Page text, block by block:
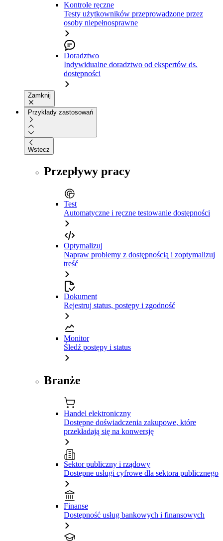
Kontrole ręczne
Testy użytkowników przeprowadzone przez
osoby niepełnosprawne
Doradztwo
Indywidualne doradztwo od ekspertów ds.
dostępności
Zamknij
Przykłady zastosowań
Wstecz
Przepływy pracy
Test
Automatyczne i ręczne testowanie dostępności
Optymalizuj
Napraw problemy z dostępnością i zoptymalizuj
treść
Dokument
Rejestruj status, postępy i zgodność
Monitor
Śledź postępy i status
Branże
Handel elektroniczny
Dostępne doświadczenia zakupowe, które
przekładają się na konwersję
Sektor publiczny i rządowy
Dostępne usługi cyfrowe dla sektora publicznego
Finanse
Dostępność usług bankowych i finansowych